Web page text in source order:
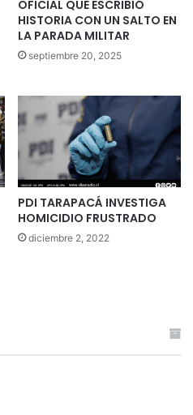
OFICIAL QUE ESCRIBIÓ
HISTORIA CON UN SALTO EN
LA PARADA MILITAR
septiembre 20, 2025
PDI TARAPACÁ INVESTIGA
HOMICIDIO FRUSTRADO
diciembre 2, 2022